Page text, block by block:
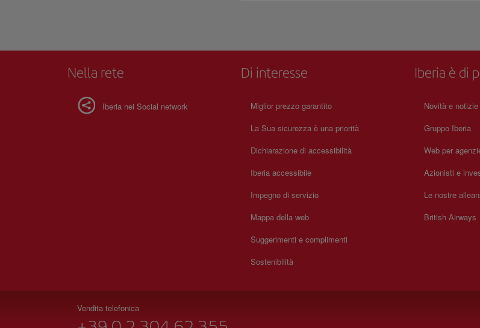
Nella rete
Iberia nei Social network
Di interesse
Miglior prezzo garantito
La Sua sicurezza è una priorità
Dichiarazione di accessibilità
Iberia accessibile
Impegno di servizio
Mappa della web
Suggerimenti e complimenti
Sostenibilità
Iberia è di
Novità e notizie
Gruppo Iberia
Web per
Azionisti e
Le nostre
British Airways
Vendita telefonica